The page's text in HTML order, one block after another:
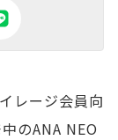
レージ会員向
中のANA NEO